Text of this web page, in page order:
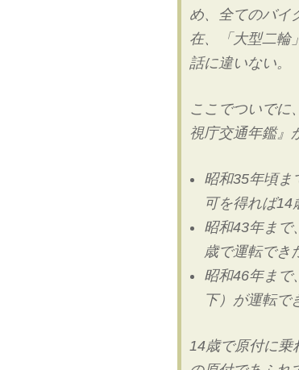
め、全てのバイ
在、「大型二輪
話に違いない。
ここでついでに
視庁交通年鑑』
昭和35年頃ま
可を得れば14
昭和43年まで
歳で運転でき
昭和46年まで
下）が運転で
14歳で原付に乗